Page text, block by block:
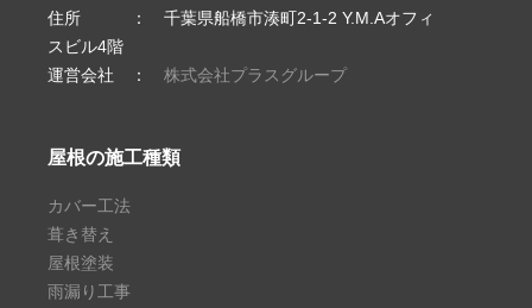
住所 ： 千葉県船橋市湊町2-1-2 Y.M.Aオフィ
スビル4階
運営会社 ： 株式会社プラスグループ
屋根の施工種類
カバー工法
葺き替え
屋根塗装
雨漏り工事